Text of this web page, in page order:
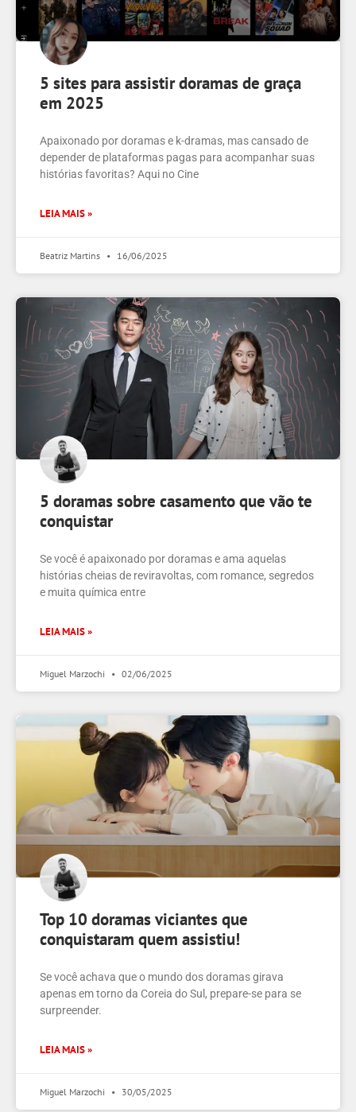
5 sites para assistir doramas de graça
em 2025
Apaixonado por doramas e k-dramas, mas cansado de
depender de plataformas pagas para acompanhar suas
histórias favoritas? Aqui no Cine
LEIA MAIS »
Beatriz Martins 16/06/2025
5 doramas sobre casamento que vão te
conquistar
Se você é apaixonado por doramas e ama aquelas
histórias cheias de reviravoltas, com romance, segredos
e muita química entre
LEIA MAIS »
Miguel Marzochi 02/06/2025
Top 10 doramas viciantes que
conquistaram quem assistiu!
Se você achava que o mundo dos doramas girava
apenas em torno da Coreia do Sul, prepare-se para se
surpreender.
LEIA MAIS »
Miguel Marzochi 30/05/2025